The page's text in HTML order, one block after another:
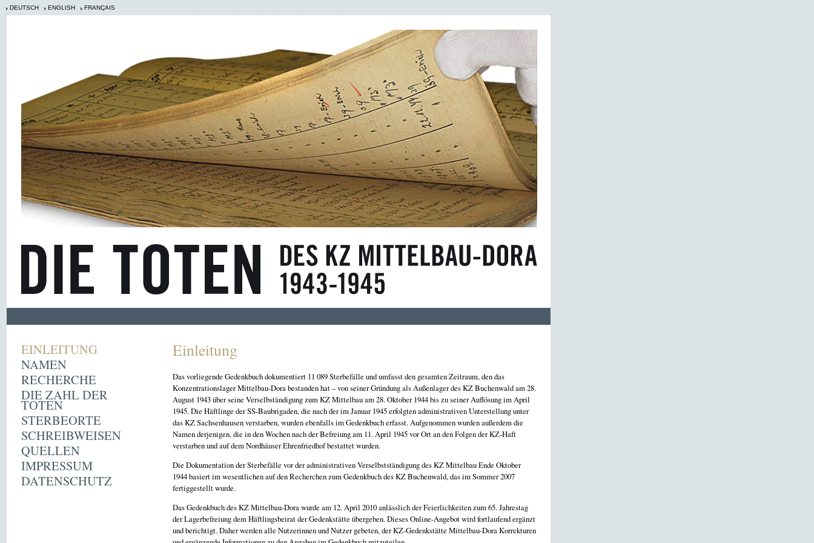
DEUTSCH ENGLISH FRANÇAIS
EINLEITUNG
NAMEN
RECHERCHE
DIE ZAHL DER
TOTEN
STERBEORTE
SCHREIBWEISEN
QUELLEN
IMPRESSUM
DATENSCHUTZ
Einleitung
Das vorliegende Gedenkbuch dokumentiert 11 089 Sterbefälle und umfasst den gesamten Zeitraum, den das
Konzentrationslager Mittelbau-Dora bestanden hat – von seiner Gründung als Außenlager des KZ Buchenwald am 28.
August 1943 über seine Verselbständigung zum KZ Mittelbau am 28. Oktober 1944 bis zu seiner Auflösung im April
1945. Die Häftlinge der SS-Baubrigaden, die nach der im Januar 1945 erfolgten administrativen Unterstellung unter
das KZ Sachsenhausen verstarben, wurden ebenfalls im Gedenkbuch erfasst. Aufgenommen wurden außerdem die
Namen derjenigen, die in den Wochen nach der Befreiung am 11. April 1945 vor Ort an den Folgen der KZ-Haft
verstarben und auf dem Nordhäuser Ehrenfriedhof bestattet wurden.
Die Dokumentation der Sterbefälle vor der administrativen Verselbstständigung des KZ Mittelbau Ende Oktober
1944 basiert im wesentlichen auf den Recherchen zum Gedenkbuch des KZ Buchenwald, das im Sommer 2007
fertiggestellt wurde.
Das Gedenkbuch des KZ Mittelbau-Dora wurde am 12. April 2010 anlässlich der Feierlichkeiten zum 65. Jahrestag
der Lagerbefreiung dem Häftlingsbeirat der Gedenkstätte übergeben. Dieses Online-Angebot wird fortlaufend ergänzt
und berichtigt. Daher werden alle Nutzerinnen und Nutzer gebeten, der KZ-Gedenkstätte Mittelbau-Dora Korrekturen